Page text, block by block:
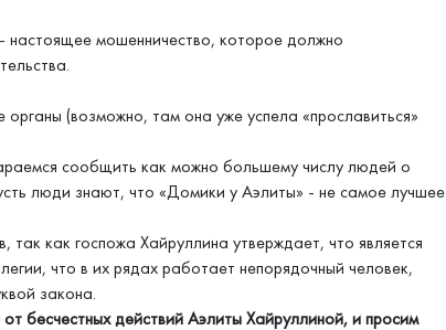
мошенничество, которое должно
(возможно, там она уже успела «прославиться»
сообщить как можно большему числу людей о
люди знают, что «Домики у Аэлиты» - не самое лучшее
как госпожа Хайруллина утверждает, что является
что в их рядах работает непорядочный человек,
закона.
бесчестных действий Аэлиты Хайруллиной, и просим